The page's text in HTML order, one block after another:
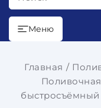
Меню
Главная